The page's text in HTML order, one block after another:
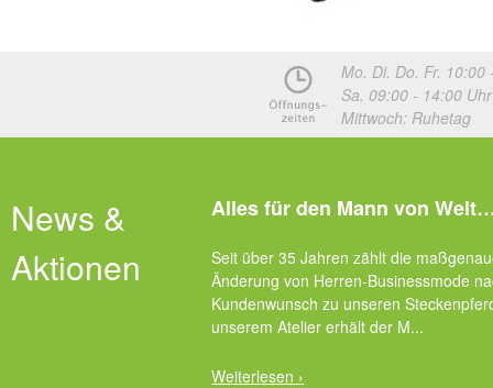
Mo. Di. Do. Fr. 10:00
Sa. 09:00 - 14:00 Uhr
Mittwoch: Ruhetag
News &
Aktionen
Alles für den Mann von
Seit über 35 Jahren zählt die
Änderung von Herren-Businessmode
Kundenwunsch zu unseren
unserem Atelier erhält der M...
Weiterlesen ›